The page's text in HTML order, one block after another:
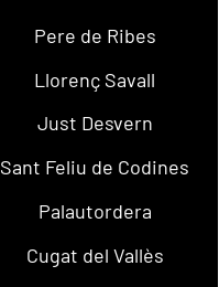
Pere de Ribes
Llorenç Savall
Just Desvern
Sant Feliu de Codines
Palautordera
Cugat del Vallès